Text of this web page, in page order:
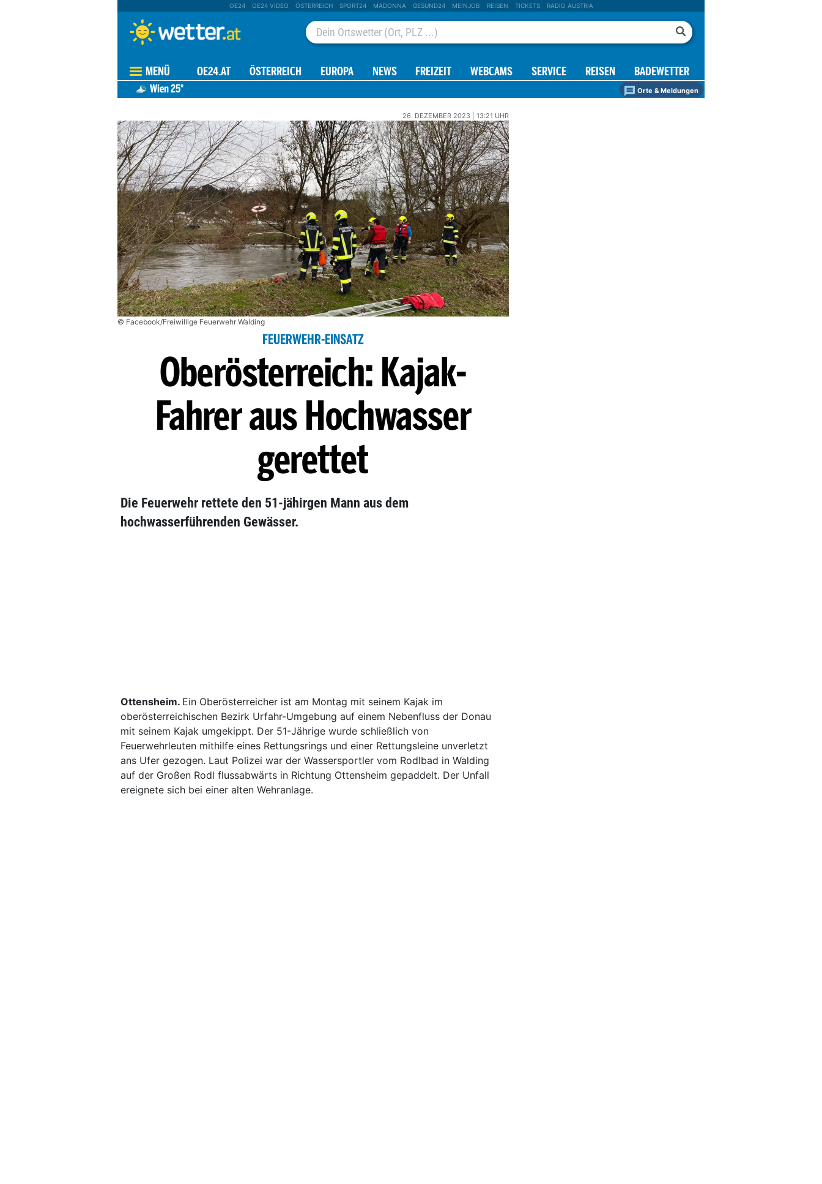
OE24 OE24 VIDEO ÖSTERREICH SPORT24 MADONNA GESUND24 MEINJOB REISEN TICKETS RADIO AUSTRIA
MENÜ OE24.AT ÖSTERREICH EUROPA NEWS FREIZEIT WEBCAMS SERVICE REISEN BADEWETTER
Wien25° Orte & Meldungen
26. DEZEMBER 2023 | 13:21 UHR
© Facebook/Freiwillige Feuerwehr Walding
FEUERWEHR-EINSATZ
Oberösterreich: Kajak-
Fahrer aus Hochwasser
gerettet
Die Feuerwehr rettete den 51-jähirgen Mann aus dem
hochwasserführenden Gewässer.
Ottensheim. Ein Oberösterreicher ist am Montag mit seinem Kajak im
oberösterreichischen Bezirk Urfahr-Umgebung auf einem Nebenfluss der Donau
mit seinem Kajak umgekippt. Der 51-Jährige wurde schließlich von
Feuerwehrleuten mithilfe eines Rettungsrings und einer Rettungsleine unverletzt
ans Ufer gezogen. Laut Polizei war der Wassersportler vom Rodlbad in Walding
auf der Großen Rodl flussabwärts in Richtung Ottensheim gepaddelt. Der Unfall
ereignete sich bei einer alten Wehranlage.